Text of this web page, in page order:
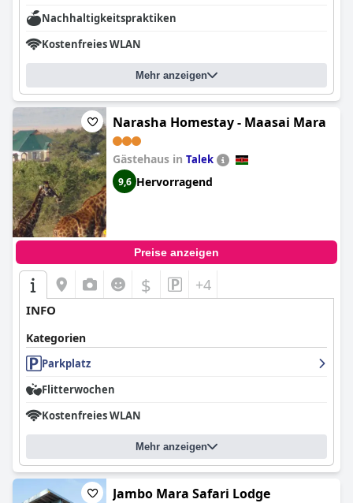
Nachhaltigkeitspraktiken
Kostenfreies WLAN
Mehr anzeigen
Narasha Homestay - Maasai Mara
Gästehaus in Talek
9,6 Hervorragend
Preise anzeigen
$ +4
INFO
Kategorien
Parkplatz
Flitterwochen
Kostenfreies WLAN
Mehr anzeigen
Jambo Mara Safari Lodge